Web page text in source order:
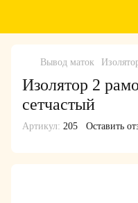
Вывод маток
Изолятор 2
сетчастый
Артикул: 205 Оставить